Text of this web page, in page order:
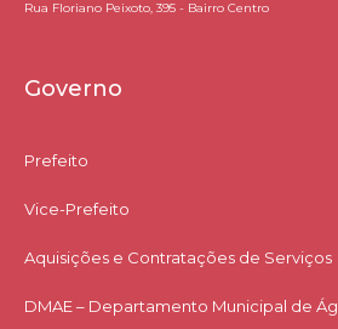
Rua Floriano Peixoto, 395 - Bairro Centro
Governo
Prefeito
Vice-Prefeito
Aquisições e Contratações de Serviços​
DMAE – Departamento Municipal de